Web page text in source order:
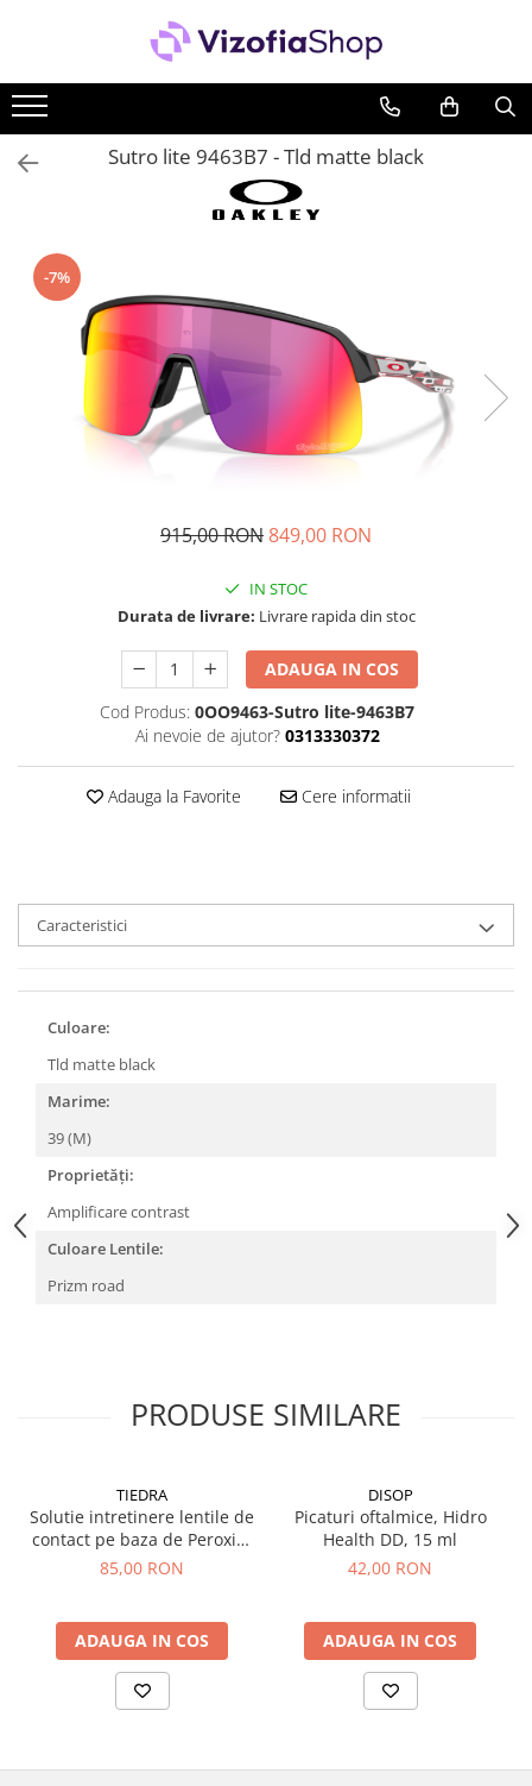
SOLUȚII ÎNTREȚINERE LENTILE DE
Soluții lentile moi
Sistem Peroxid
ACCESORII LENTILE DE CONTACT
Accesorii lentile dure
Accesorii lentile moi
PACHETE AVANTAJOASE SOLUȚII
Pachete întreținere lentile moi
PACHETE LENTILE DE CONTACT
Lentile torice
Cu lentile sferice
Intretinere Ortho-K
OCHELARI DE SOARE
Tratament Blefarită
Sutro lite 9463B7 - Tld matte black
-7%
915,00 RON849,00 RON
IN STOC
Durata de livrare: Livrare rapida din stoc
ADAUGA IN COS
Cod Produs: 0OO9463-Sutro lite-9463B7
Ai nevoie de ajutor? 0313330372
Adauga la Favorite Cere informatii
Caracteristici
Culoare:
Tld matte black
Marime:
39 (M)
Proprietăți:
Amplificare contrast
Culoare Lentile:
Prizm road
PRODUSE SIMILARE
TIEDRA
Solutie intretinere lentile de
contact pe baza de Peroxid,
aquamax TOTAL, 360 ml
85,00 RON
ADAUGA IN COS
DISOP
Picaturi oftalmice, Hidro
Health DD, 15 ml
42,00 RON
ADAUGA IN COS